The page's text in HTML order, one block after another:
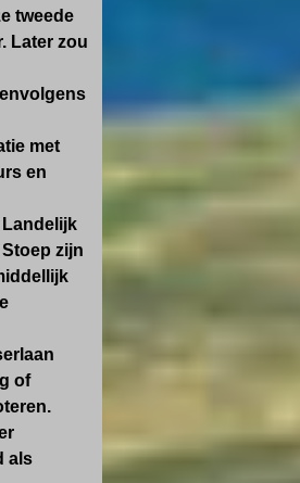
tweede
Later zou
met
en
zijn
of
als